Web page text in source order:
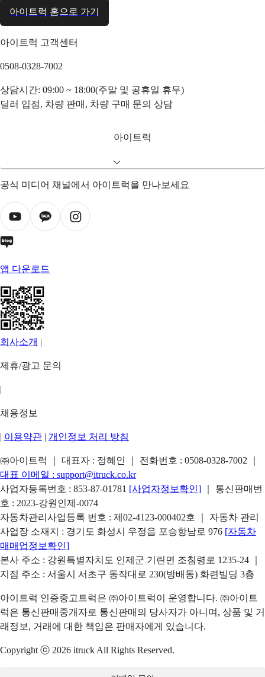
아이트럭 홈으로 가기
아이트럭 고객센터
0508-0328-7002
상담시간: 09:00 ~ 18:00(주말 및 공휴일 휴무)
딜러 입점, 차량 판매, 차량 구매 문의 상담
아이트럭
공식 미디어 채널에서 아이트럭을 만나보세요
앱 다운로드
회사소개 |
제휴/광고 문의
|
채용정보
| 이용약관 | 개인정보 처리 방침
㈜아이트럭 ｜ 대표자 : 정혜인 ｜ 전화번호 : 0508-0328-7002
대표 이메일 : support@itruck.co.kr
사업자등록번호 : 853-87-01781 [사업자정보확인]
｜ 통신판매번
호 : 2023-강원인제-0074
자동차관리사업등록 번호 : 제02-4123-000402호 ｜ 자동차 관리
사업장 소재지 : 경기도 화성시 우정읍 포승항남로 976 [자동차
매매업정보확인]
본사 주소 : 강원특별자치도 인제군 기린면 조침령로 1235-24 ｜
지점 주소 : 서울시 서초구 동작대로 230(방배동) 화련빌딩 3층
아이트럭 인증중고트럭은 ㈜아이트럭이 운영합니다. ㈜아이트
럭은 통신판매중개자로 통신판매의 당사자가 아니며, 상품 및 거
래정보, 거래에 대한 책임은 판매자에게 있습니다.
Copyright ⓒ 2026 itruck All Rights Reserved.